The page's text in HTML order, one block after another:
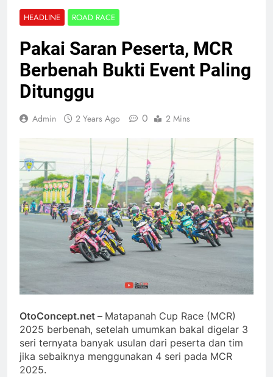
HEADLINE ROAD RACE
Pakai Saran Peserta, MCR
Berbenah Bukti Event Paling
Ditunggu
Admin 2 Years Ago 0 2 Mins
OtoConcept.net – Matapanah Cup Race (MCR)
2025 berbenah, setelah umumkan bakal digelar 3
seri ternyata banyak usulan dari peserta dan tim
jika sebaiknya menggunakan 4 seri pada MCR
2025.